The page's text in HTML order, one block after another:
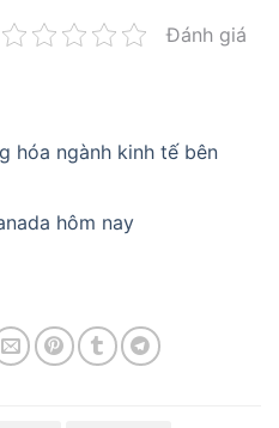
Đánh giá
hóa ngành kinh tế bên
hôm nay